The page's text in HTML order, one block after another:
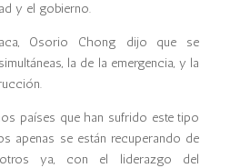
y el gobierno.
Osorio Chong dijo que se
la de la emergencia, y la
países que han sufrido este tipo
apenas se están recuperando de
ya, con el liderazgo del